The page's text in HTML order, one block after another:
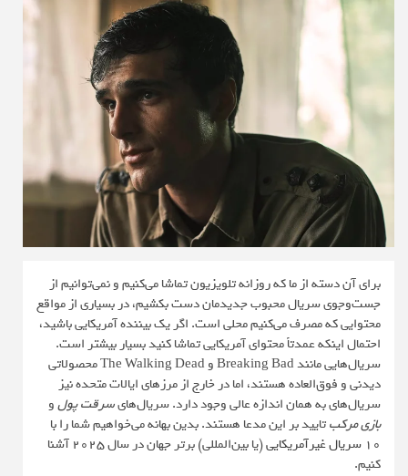
برای آن دسته از ما که روزانه تلویزیون تماشا می‌کنیم و نمی‌توانیم از
جست‌وجوی سریال محبوب جدیدمان دست بکشیم، در بسیاری از مواقع
محتوایی که مصرف می‌کنیم محلی است. اگر یک بیننده آمریکایی باشید،
احتمال اینکه عمدتاً محتوای آمریکایی تماشا کنید بسیار بیشتر است.
سریال‌هایی مانند Breaking Bad و The Walking Dead محصولاتی
دیدنی و فوق‌العاده هستند، اما در خارج از مرزهای ایالات متحده نیز
سریال‌های به همان اندازه عالی وجود دارد. سریال‌هایسرقت پولو
بازی مرکبتایید بر این مدعا هستند. بدین بهانه می‌خواهیم شما را با
۱۰ سریال غیرآمریکایی
(یا بین‌المللی) برتر جهان در سال ۲۰۲۵ آشنا
کنیم.